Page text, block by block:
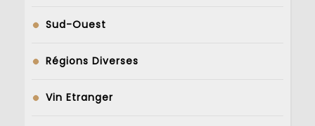
Sud-Ouest
Régions Diverses
Vin Etranger